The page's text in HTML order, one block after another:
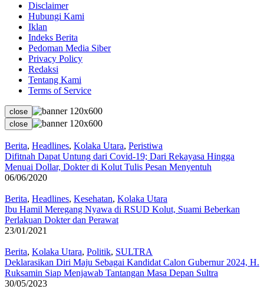
Disclaimer
Hubungi Kami
Iklan
Indeks Berita
Pedoman Media Siber
Privacy Policy
Redaksi
Tentang Kami
Terms of Service
close
close
Berita, Headlines, Kolaka Utara, Peristiwa
Difitnah Dapat Untung dari Covid-19; Dari Rekayasa Hingga
Menuai Dollar, Dokter di Kolut Tulis Pesan Menyentuh
06/06/2020
Berita, Headlines, Kesehatan, Kolaka Utara
Ibu Hamil Meregang Nyawa di RSUD Kolut, Suami Beberkan
Perlakuan Dokter dan Perawat
23/01/2021
Berita, Kolaka Utara, Politik, SULTRA
Deklarasikan Diri Maju Sebagai Kandidat Calon Gubernur 2024, H.
Ruksamin Siap Menjawab Tantangan Masa Depan Sultra
30/05/2023